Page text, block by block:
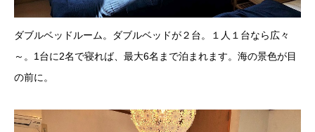
ダブルベッドルーム。ダブルベッドが２台。１人１台なら広々
～。1台に2名で寝れば、最大6名まで泊まれます。海の景色が目
の前に。